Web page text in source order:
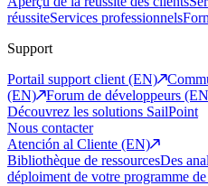
réussiteServices professionnels
Support
Portail support client (EN)
(EN)
Forum de développeurs
Découvrez les solutions SailPoint
Nous contacter
Atención al Cliente (EN)
Bibliothèque de ressourcesDes
déploiment de votre programme